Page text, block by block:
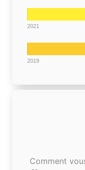
2021
2019
Comment